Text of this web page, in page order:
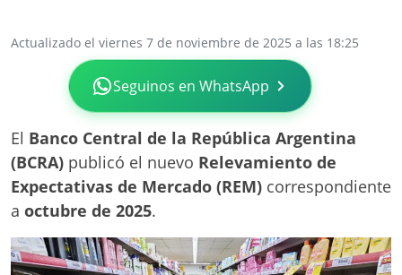
Actualizado el viernes 7 de noviembre de 2025 a las 18:25
Seguinos en WhatsApp
El Banco Central de la República Argentina
(BCRA) publicó el nuevo Relevamiento de
Expectativas de Mercado (REM) correspondiente
a octubre de 2025.